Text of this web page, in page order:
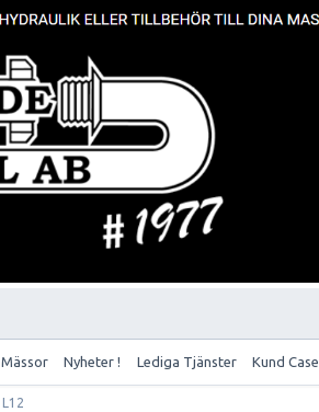
Mässor Nyheter ! Lediga Tjänster Kund Case
L12